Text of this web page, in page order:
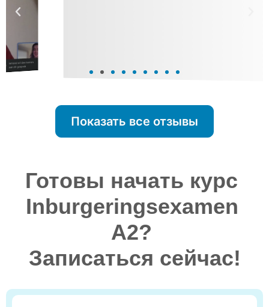
Показать все отзывы
Готовы начать курс
Inburgeringsexamen
A2?
Записаться сейчас!